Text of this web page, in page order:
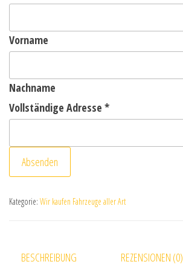
Vorname
Nachname
Vollständige Adresse *
Absenden
Kategorie: Wir kaufen Fahrzeuge aller Art
BESCHREIBUNG REZENSIONEN (0)